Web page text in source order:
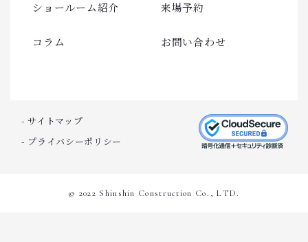
ショールーム紹介 来場予約
コラム お問い合わせ
- サイトマップ
- プライバシーポリシー
© 2022 Shinshin Construction Co., LTD.